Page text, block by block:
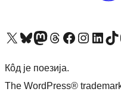
Visit our X (formerly Twitter) account
Посетите наш Bluesky налог
Visit our Mastodon account
Посетите наш налог на Threads-у Visit our Facebook pageПосетите наш Инстаграм налог
Visit ourПосетите
Кôд је поезија.
The WordPress®